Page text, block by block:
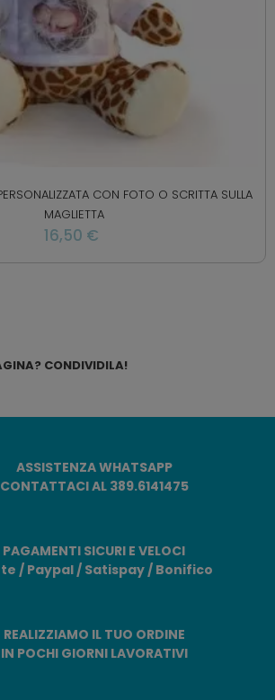
CON FOTO O SCRITTA SULLA
MAGLIETTA
16,50 €
CONDIVIDILA!
ASSISTENZA WHATSAPP
CONTATTACI AL 389.6141475
PAGAMENTI SICURI E VELOCI
/ Paypal / Satispay / Bonifico
REALIZZIAMO IL TUO ORDINE
IN POCHI GIORNI LAVORATIVI